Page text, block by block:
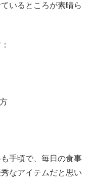
いるところが素晴ら
手頃で、毎日の食事
なアイテムだと思い